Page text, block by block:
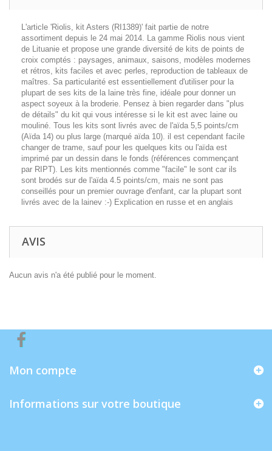
L'article 'Riolis, kit Asters (RI1389)' fait partie de notre
assortiment depuis le 24 mai 2014. La gamme Riolis nous vient
de Lituanie et propose une grande diversité de kits de points de
croix comptés : paysages, animaux, saisons, modèles modernes
et rétros, kits faciles et avec perles, reproduction de tableaux de
maîtres. Sa particularité est essentiellement d'utiliser pour la
plupart de ses kits de la laine très fine, idéale pour donner un
aspect soyeux à la broderie. Pensez à bien regarder dans "plus
de détails" du kit qui vous intéresse si le kit est avec laine ou
mouliné. Tous les kits sont livrés avec de l'aïda 5,5 points/cm
(Aïda 14) ou plus large (marqué aïda 10). il est cependant facile
changer de trame, sauf pour les quelques kits ou l'aïda est
imprimé par un dessin dans le fonds (références commençant
par RIPT). Les kits mentionnés comme "facile" le sont car ils
sont brodés sur de l'aïda 4.5 points/cm, mais ne sont pas
conseillés pour un premier ouvrage d'enfant, car la plupart sont
livrés avec de la lainev :-) Explication en russe et en anglais
AVIS
Aucun avis n'a été publié pour le moment.
Mon compte
Informations sur votre boutique